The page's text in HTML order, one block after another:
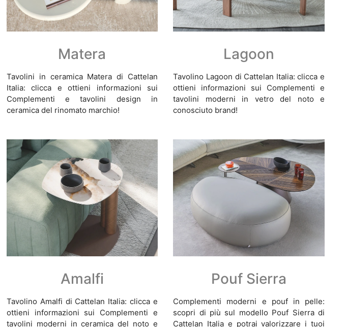
Matera
Tavolini in ceramica Matera di Cattelan
Italia: clicca e ottieni informazioni sui
Complementi e tavolini design in
ceramica del rinomato marchio!
Lagoon
Tavolino Lagoon di Cattelan Italia: clicca e
ottieni informazioni sui Complementi e
tavolini moderni in vetro del noto e
conosciuto brand!
Amalfi
Tavolino Amalfi di Cattelan Italia: clicca e
ottieni informazioni sui Complementi e
tavolini moderni in ceramica del noto e
Pouf Sierra
Complementi moderni e pouf in pelle:
scopri di più sul modello Pouf Sierra di
Cattelan Italia e potrai valorizzare i tuoi